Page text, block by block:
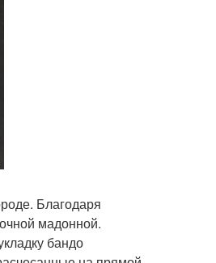
Благодаря
мадонной.
бандо